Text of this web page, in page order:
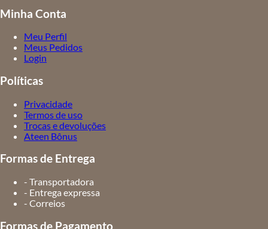
Minha Conta
Meu Perfil
Meus Pedidos
Login
Políticas
Privacidade
Termos de uso
Trocas e devoluções
Ateen Bônus
Formas de Entrega
- Transportadora
- Entrega expressa
- Correios
Formas de Pagamento